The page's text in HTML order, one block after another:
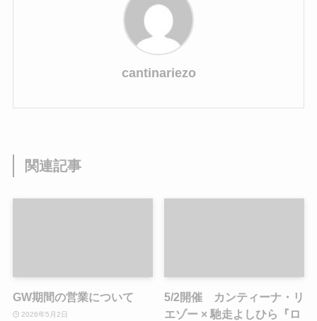
cantinariezo
関連記事
GW期間の営業について
2026年5月2日
5/2開催 カンティーナ・リ
エゾー × 馳走よしひら『ロ